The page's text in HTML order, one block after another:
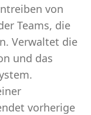
von
Teams, die
Verwaltet die
und das
vorherige